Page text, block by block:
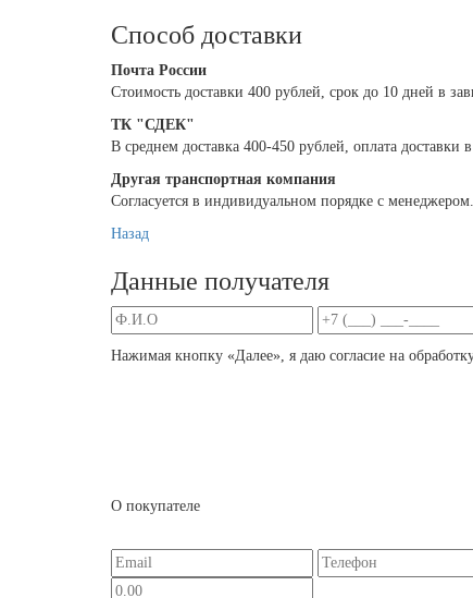
Способ доставки
Почта России
Cтоимость доставки 400 рублей, срок до 10 дней в
ТК "СДЕК"
В среднем доставка 400-450 рублей, оплата
Другая транспортная компания
Согласуется в индивидуальном порядке с менеджером.
Назад
Данные получателя
Нажимая кнопку «Далее», я даю согласие на
О покупателе